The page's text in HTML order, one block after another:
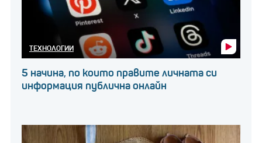
ТЕХНОЛОГИИ
5 начина, по които правите личната си
информация публична онлайн